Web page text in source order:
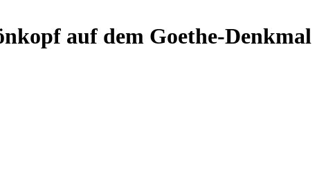
auf dem Goethe-Denkmal